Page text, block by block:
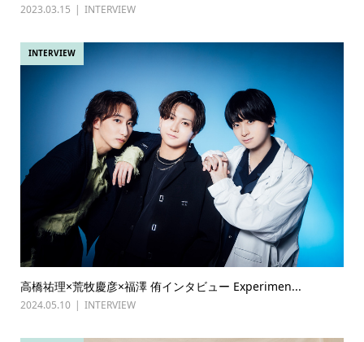
2023.03.15 INTERVIEW
INTERVIEW
高橋祐理×荒牧慶彦×福澤 侑インタビュー Experimen...
2024.05.10 INTERVIEW